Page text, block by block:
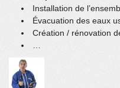
Installation de
Évacuation des eaux
Création / rénovation